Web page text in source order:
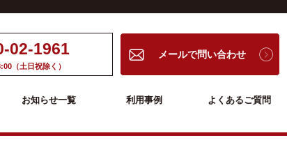
お知らせ一覧 利用事例 よくあるご質問
02-1961
（土日祝除く）
メールで問い合わせ